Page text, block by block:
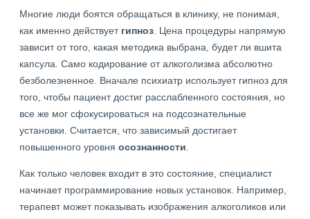
Многие люди боятся обращаться в клинику, не понимая,
как именно действует гипноз . Цена процедуры напрямую
зависит от того, какая методика выбрана, будет ли вшита
капсула. Само кодирование от алкоголизма абсолютно
безболезненное. Вначале психиатр использует гипноз для
того, чтобы пациент достиг расслабленного состояния, но
все же мог сфокусироваться на подсознательные
установки. Считается, что зависимый достигает
повышенного уровня осознанности
Как только человек входит в это состояние, специалист
начинает программирование новых установок. Например,
терапевт может показывать изображения алкоголиков или